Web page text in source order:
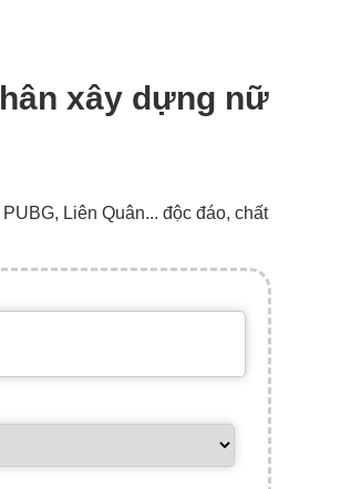
xây dựng nữ
Liên Quân... độc đáo, chất